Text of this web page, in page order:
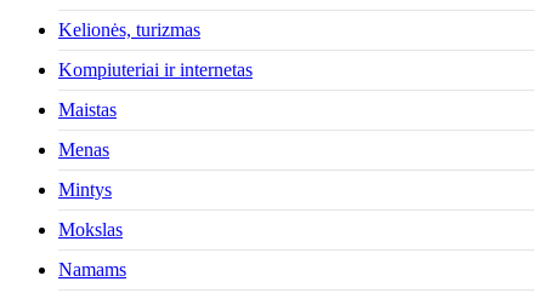
Kelionės, turizmas
Kompiuteriai ir internetas
Maistas
Menas
Mintys
Mokslas
Namams